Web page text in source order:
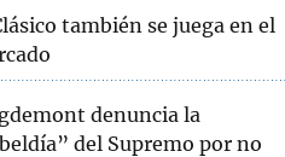
también se juega en el
denuncia la
del Supremo por no